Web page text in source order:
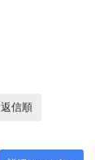
返信順